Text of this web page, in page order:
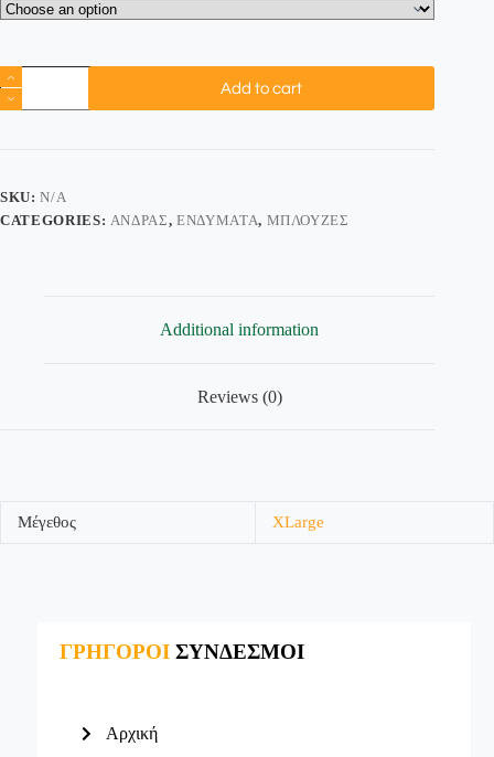
Add to cart
SKU:N/A
CATEGORIES: ΆΝΔΡΑΣ,ΕΝΔΎΜΑΤΑ, ΜΠΛΟΎΖΕΣ
Additional information
Reviews (0)
Μέγεθος XLarge
ΓΡΗΓΟΡΟΙΣΥΝΔΕΣΜΟΙ
Αρχική